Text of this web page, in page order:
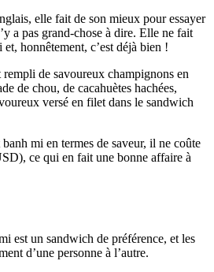
elle fait de son mieux pour essayer
a pas grand-chose à dire. Elle ne fait
honnêtement, c’est déjà bien !
de savoureux champignons en
de chou, de cacahuètes hachées,
versé en filet dans le sandwich
mi en termes de saveur, il ne coûte
ce qui en fait une bonne affaire à
est un sandwich de préférence, et les
d’une personne à l’autre.